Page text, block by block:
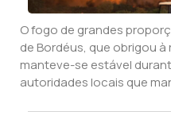
O fogo de grandes
de Bordéus, que obrigou
manteve-se estável
autoridades locais que